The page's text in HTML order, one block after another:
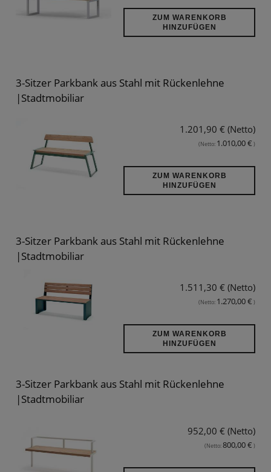
ZUM WARENKORB
HINZUFÜGEN
3-Sitzer Parkbank aus Stahl mit Rückenlehne
|Stadtmobiliar
1.201,90 € (Netto)
(Netto: 1.010,00 € )
ZUM WARENKORB
HINZUFÜGEN
3-Sitzer Parkbank aus Stahl mit Rückenlehne
|Stadtmobiliar
1.511,30 € (Netto)
(Netto: 1.270,00 € )
ZUM WARENKORB
HINZUFÜGEN
3-Sitzer Parkbank aus Stahl mit Rückenlehne
|Stadtmobiliar
952,00 € (Netto)
(Netto:800,00 € )